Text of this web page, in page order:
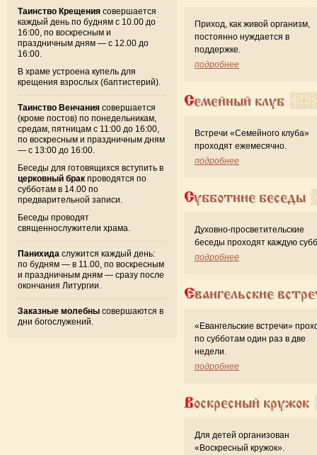
Таинство Крещения совершается
каждый день по будням с 10.00 до
16:00, по воскресным и
праздничным дням — с 12.00 до
16:00.
В храме устроена купель для
крещения взрослых (баптистерий).
Таинство Венчания совершается
(кроме постов) по понедельникам,
средам, пятницам с 11:00 до 16:00,
по воскресным и праздничным дням
— с 13:00 до 16:00.
Беседы для готовящихся вступить в
церковный брак проводятся по
субботам в 14.00 по
предварительной записи.
Беседы проводят
священнослужители храма.
Панихида служится каждый день:
по будням — в 11.00, по воскресным
и праздничным дням — сразу после
окончания Литургии.
Заказные молебны совершаются в
дни богослужений.
Приход, как живой организм,
постоянно нуждается в
поддержке.
подробнее
Семейный клуб
Встречи «Семейного клуба»
проходят ежемесячно.
подробнее
Субботние беседы
Духовно-просветительские
беседы проходят каждую
подробнее
Евангельские
«Евангельские встречи»
по субботам один раз в две
недели.
подробнее
Воскресный кружок
Для детей организован
«Воскресный кружок».